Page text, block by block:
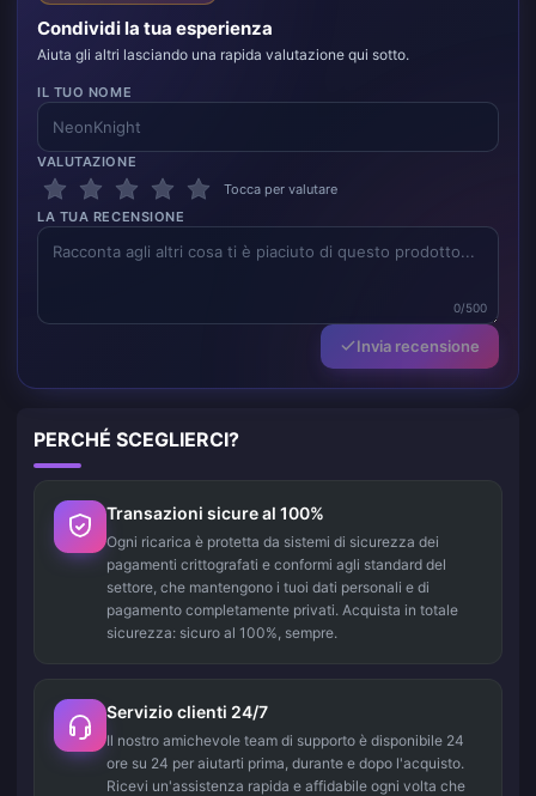
Condividi la tua esperienza
Aiuta gli altri lasciando una rapida valutazione qui sotto.
IL TUO NOME
VALUTAZIONE
Tocca per valutare
LA TUA RECENSIONE
0/500
Invia recensione
PERCHÉ SCEGLIERCI?
Transazioni sicure al 100%
Ogni ricarica è protetta da sistemi di sicurezza dei
pagamenti crittografati e conformi agli standard del
settore, che mantengono i tuoi dati personali e di
pagamento completamente privati. Acquista in totale
sicurezza: sicuro al 100%, sempre.
Servizio clienti 24/7
Il nostro amichevole team di supporto è disponibile 24
ore su 24 per aiutarti prima, durante e dopo l'acquisto.
Ricevi un'assistenza rapida e affidabile ogni volta che